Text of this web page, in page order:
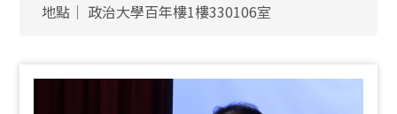
地點│ 政治大學百年樓1樓330106室